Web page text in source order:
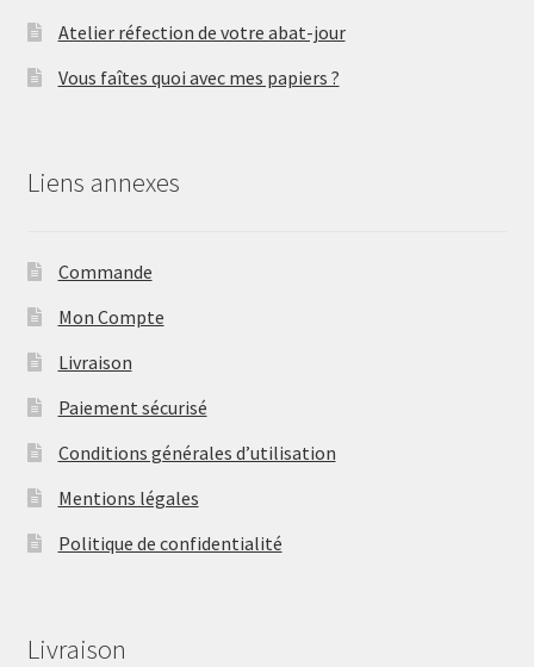
Atelier réfection de votre abat-jour
Vous faîtes quoi avec mes papiers ?
Liens annexes
Commande
Mon Compte
Livraison
Paiement sécurisé
Conditions générales d’utilisation
Mentions légales
Politique de confidentialité
Livraison